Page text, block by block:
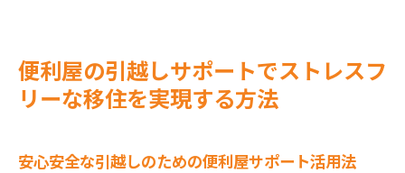
便利屋の引越しサポートでストレスフ
リーな移住を実現する方法
安心安全な引越しのための便利屋サポート活用法